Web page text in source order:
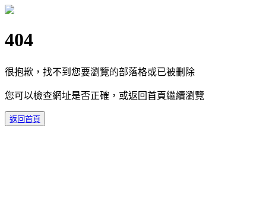
404
很抱歉，找不到您要瀏覽的部落格或已被刪除
您可以檢查網址是否正確，或返回首頁繼續瀏覽
返回首頁